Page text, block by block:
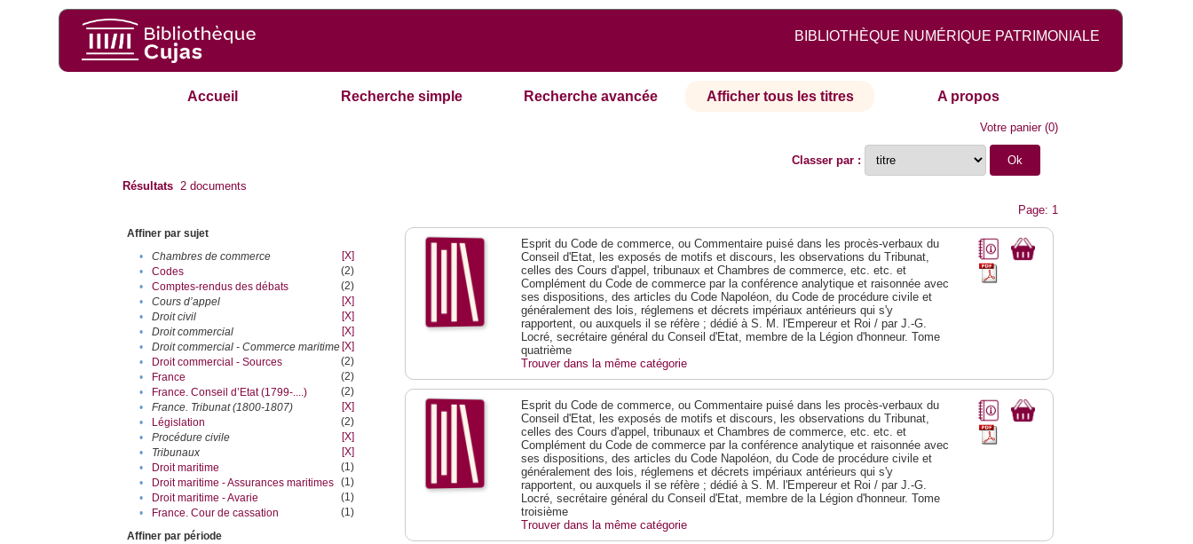
BIBLIOTHÈQUE NUMÉRIQUE PATRIMONIALE
Accueil Recherche simple Recherche avancée Afficher tous les titres A propos
Votre panier(0)
Classer par :
Résultats 2 documents
Page: 1
Affiner par sujet
•
Chambres de commerce
[X]
•
Codes
(2)
•
Comptes-rendus des débats
(2)
•
Cours d’appel
[X]
•
Droit civil
[X]
•
Droit commercial
[X]
•
Droit commercial - Commerce maritime [X]
•
Droit commercial - Sources
(2)
•
France
(2)
•
France. Conseil d’Etat (1799-....)
(2)
•
France. Tribunat (1800-1807)
[X]
•
Législation
(2)
•
Procédure civile
[X]
•
Tribunaux
[X]
•
Droit maritime
(1)
•
Droit maritime - Assurances maritimes (1)
•
Droit maritime - Avarie
(1)
•
France. Cour de cassation
(1)
Affiner par période
Esprit du Code de commerce, ou Commentaire puisé dans les procès-verbaux du
Conseil d'Etat, les exposés de motifs et discours, les observations du Tribunat,
celles des Cours d'appel, tribunaux et Chambres de commerce, etc. etc. et
Complément du Code de commerce par la conférence analytique et raisonnée avec
ses dispositions, des articles du Code Napoléon, du Code de procédure civile et
généralement des lois, réglemens et décrets impériaux antérieurs qui s'y
rapportent, ou auxquels il se réfère ; dédié à S. M. l'Empereur et Roi / par J.-G.
Locré, secrétaire général du Conseil d'Etat, membre de la Légion d'honneur. Tome
quatrième
Trouver dans la même catégorie
Esprit du Code de commerce, ou Commentaire puisé dans les procès-verbaux du
Conseil d'Etat, les exposés de motifs et discours, les observations du Tribunat,
celles des Cours d'appel, tribunaux et Chambres de commerce, etc. etc. et
Complément du Code de commerce par la conférence analytique et raisonnée avec
ses dispositions, des articles du Code Napoléon, du Code de procédure civile et
généralement des lois, réglemens et décrets impériaux antérieurs qui s'y
rapportent, ou auxquels il se réfère ; dédié à S. M. l'Empereur et Roi / par J.-G.
Locré, secrétaire général du Conseil d'Etat, membre de la Légion d'honneur. Tome
troisième
Trouver dans la même catégorie